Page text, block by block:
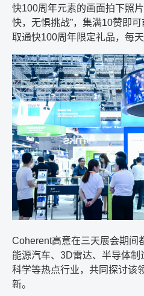
快100周年元素的画面拍下照
快，无惧挑战”，集满10赞即可
取通快100周年限定礼品，每
Coherent高意在三天展会期间
能源汽车、 3D雷达、半导体制
科学等热点行业，共同探讨该
新。